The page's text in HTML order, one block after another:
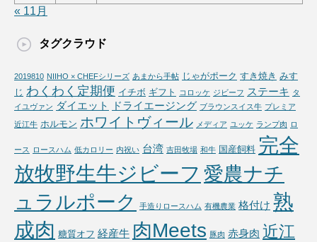
« 11月
タグクラウド
2019810 NIIHO × CHEFシリーズ あまから手帖 じゃがポーク すき焼き みす
じ わくわく定期便 イチボ ギフト コロッケ ジビーフ ステーキ タ
イユヴァン ダイエット ドライエージング ブラウンスイス牛 プレミア
近江牛 ホルモン ホワイトヴィール メディア ユッケ ランプ肉 ロ
ース ロースハム 低カロリー 内祝い 台湾 吉田牧場 和牛 国産飼料 完全
放牧野生牛ジビーフ 愛農ナチ
ュラルポーク
手造りロースハム 有機農業 格付け 熟
成肉 糖質オフ 経産牛 肉Meets 豚肉 赤身肉 近江